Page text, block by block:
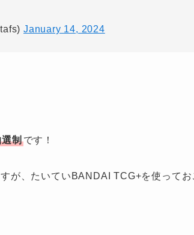
January 14, 2024
制です！
が、たいていBANDAI TCG+を使ってお